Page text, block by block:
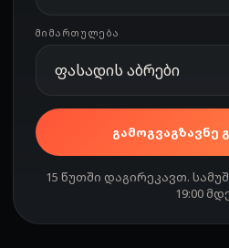
ᲛᲘᲛᲐᲠᲗᲣᲚᲔᲑᲐ
გამოგვაგზავნე
15 წუთში დაგირეკავთ.
19:00